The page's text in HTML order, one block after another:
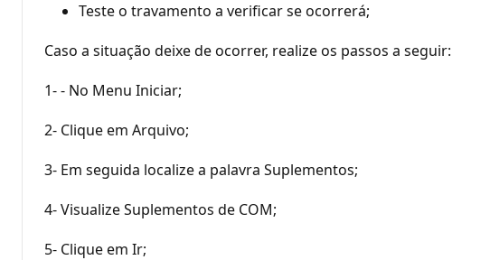
Teste o travamento a verificar se ocorrerá;
Caso a situação deixe de ocorrer, realize os passos a seguir:
1- - No Menu Iniciar;
2- Clique em Arquivo;
3- Em seguida localize a palavra Suplementos;
4- Visualize Suplementos de COM;
5- Clique em Ir;